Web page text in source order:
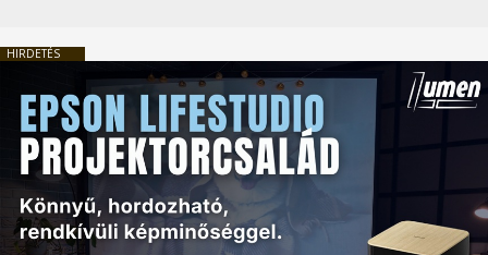
HIRDETÉS